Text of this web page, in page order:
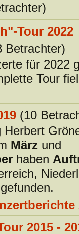
Tour 2022
Betrachter)
für 2022
Tour
(10
Herbert
Märzund
haben
2015 -